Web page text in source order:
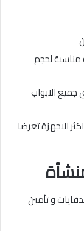
مناسبة لحجم
الابواب
الاجهزة تعرضا
و تأمين